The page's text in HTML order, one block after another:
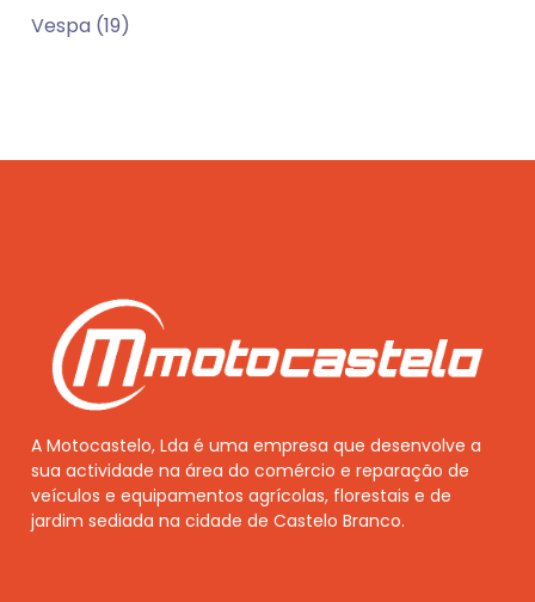
Vespa (19)
A Motocastelo, Lda é uma empresa que desenvolve a
sua actividade na área do comércio e reparação de
veículos e equipamentos agrícolas, florestais e de
jardim sediada na cidade de Castelo Branco.